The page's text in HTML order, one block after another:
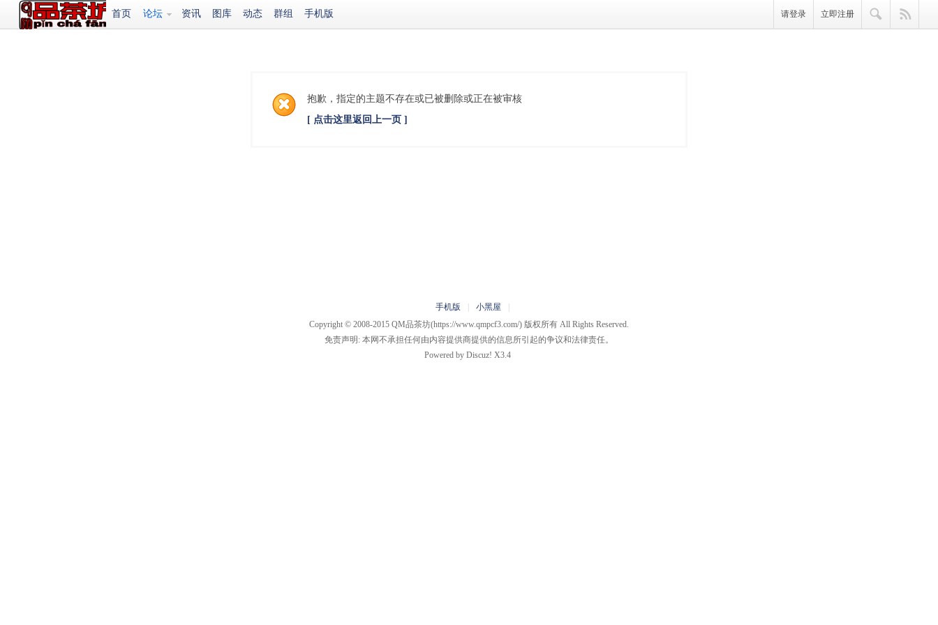
首页 论坛 资讯 图库 动态 群组 手机版 请登录 立即注册
抱歉，指定的主题不存在或已被删除或正在被审核
[ 点击这里返回上一页 ]
手机版 小黑屋
Copyright © 2008-2015 QM品茶坊(https://www.qmpcf3.com/) 版权所有 All Rights Reserved.
免责声明: 本网不承担任何由内容提供商提供的信息所引起的争议和法律责任。
Powered byDiscuz! X3.4